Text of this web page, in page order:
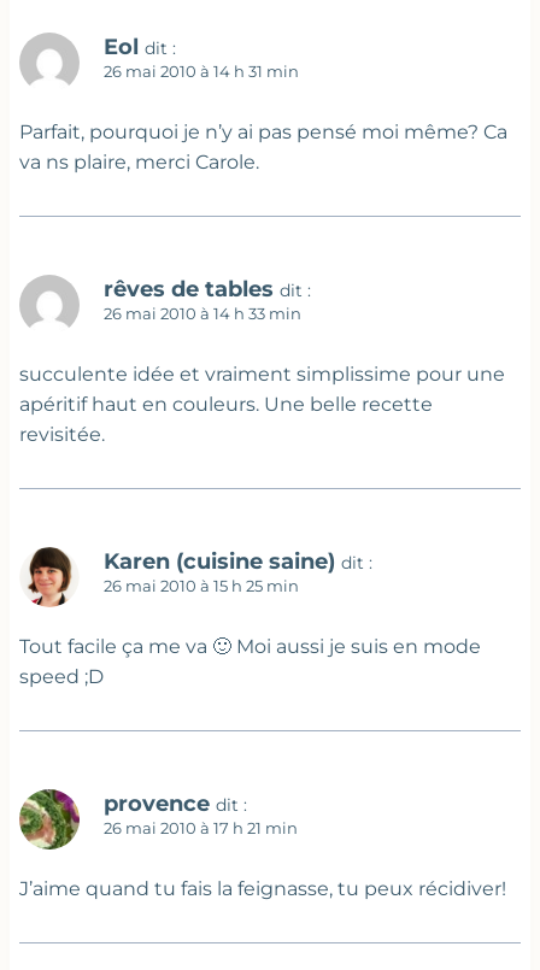
Eol dit :
26 mai 2010 à 14 h 31 min
Parfait, pourquoi je n’y ai pas pensé moi même? Ca
va ns plaire, merci Carole.
rêves de tables dit :
26 mai 2010 à 14 h 33 min
succulente idée et vraiment simplissime pour une
apéritif haut en couleurs. Une belle recette
revisitée.
Karen (cuisine saine) dit :
26 mai 2010 à 15 h 25 min
Tout facile ça me va 🙂 Moi aussi je suis en mode
speed ;D
provence dit :
26 mai 2010 à 17 h 21 min
J’aime quand tu fais la feignasse, tu peux récidiver!